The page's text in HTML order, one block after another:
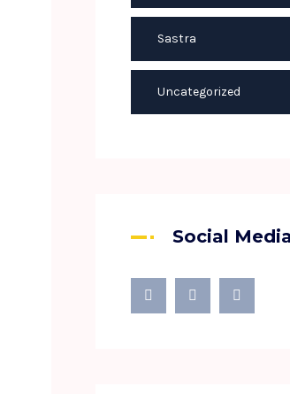
Sastra
Uncategorized
Social